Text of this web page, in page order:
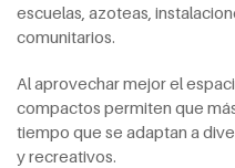
escuelas, azoteas,
comunitarios.
Al aprovechar mejor el
compactos permiten que
tiempo que se adaptan a
y recreativos.